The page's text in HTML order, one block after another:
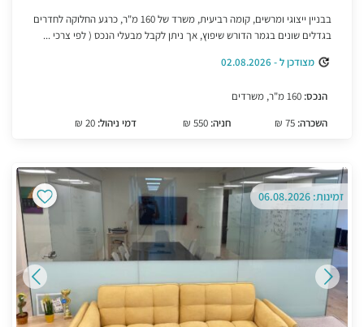
בבניין ייצוגי ומרשים, קומה רביעית, משרד של 160 מ"ר, כרגע החלוקה לחדרים
בגדלים שונים בגמר הדורש שיפוץ, אך ניתן לקבל מבעלי הנכס ( לפי צרכי ...
מצודכן ל - 02.08.2026
הנכס:
השכרה:
חניה: דמי ניהול: 20 ₪
זמינות: 06.08.2026